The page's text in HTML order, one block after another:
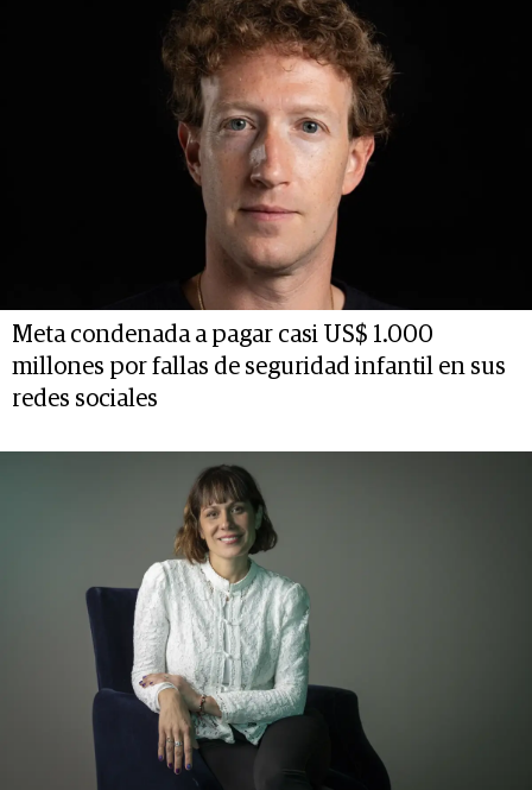
Meta condenada a pagar casi US$ 1.000
millones por fallas de seguridad infantil en sus
redes sociales